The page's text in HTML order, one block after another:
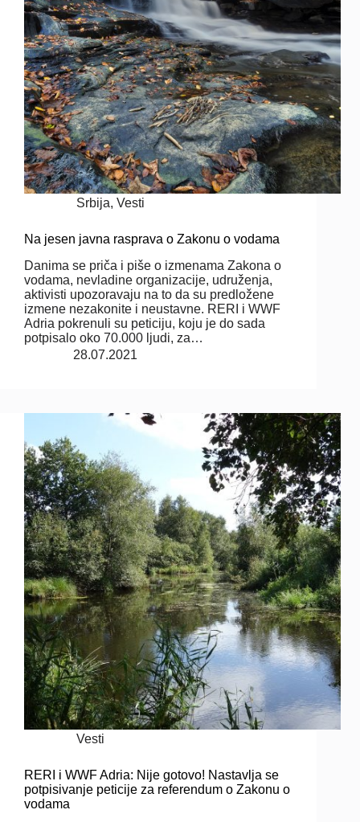
Srbija,Vesti
Na jesen javna rasprava o Zakonu o vodama
Danima se priča i piše o izmenama Zakona o
vodama, nevladine organizacije, udruženja,
aktivisti upozoravaju na to da su predložene
izmene nezakonite i neustavne. RERI i WWF
Adria pokrenuli su peticiju, koju je do sada
potpisalo oko 70.000 ljudi, za…
28.07.2021
Vesti
RERI i WWF Adria: Nije gotovo! Nastavlja se
potpisivanje peticije za referendum o Zakonu o
vodama